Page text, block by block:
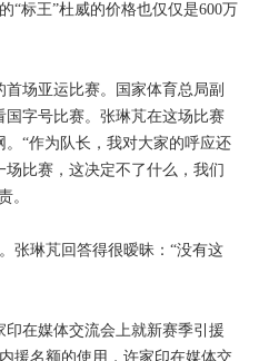
“标王”杜威的价格也仅仅是600万
场亚运比赛。国家体育总局副
字号比赛。张琳芃在这场比赛
“作为队长，我对大家的呼应还
比赛，这决定不了什么，我们
。
琳芃回答得很暧昧：“没有这
在媒体交流会上就新赛季引援
援名额的使用，许家印在媒体交